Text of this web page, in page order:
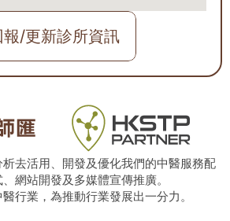
報/更新診所資訊
去活用、開發及優化我們的中醫服務配
網站開發及多媒體宣傳推廣。
行業，為推動行業發展出一分力。